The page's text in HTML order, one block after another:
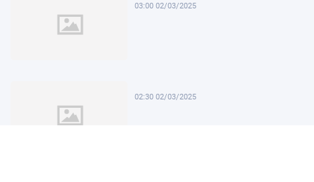
03:00 02/03/2025
02:30 02/03/2025